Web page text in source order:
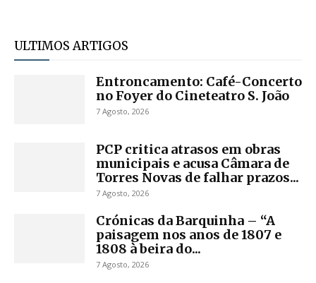
ULTIMOS ARTIGOS
Entroncamento: Café-Concerto
no Foyer do Cineteatro S. João
7 Agosto, 2026
PCP critica atrasos em obras
municipais e acusa Câmara de
Torres Novas de falhar prazos...
7 Agosto, 2026
Crónicas da Barquinha – “A
paisagem nos anos de 1807 e
1808 à beira do...
7 Agosto, 2026